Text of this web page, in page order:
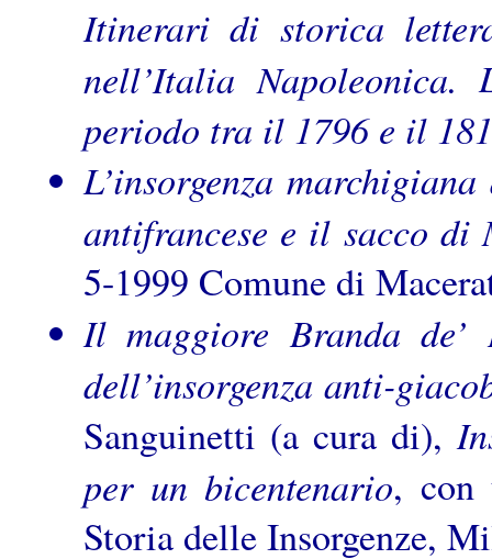
Itinerari di storica
nell’Italia Napoleonica.
periodo tra il 1796 e il
L’insorgenza
antifrancese e il sacco di
5-1999 Comune di
Il maggiore Branda
dell’insorgenza anti-
Sanguinetti (a cura di),
per un bicentenario, con
Storia delle Insorgenze,